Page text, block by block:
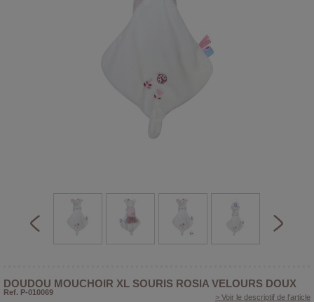
DOUDOU MOUCHOIR XL SOURIS ROSIA VELOURS DOUX
Ref. P-010069
> Voir le descriptif de l'article